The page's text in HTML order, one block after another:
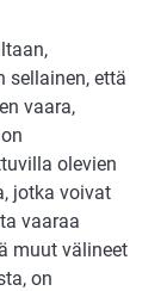
sellainen, että
vaara,
olevien
jotka voivat
vaaraa
muut välineet
on